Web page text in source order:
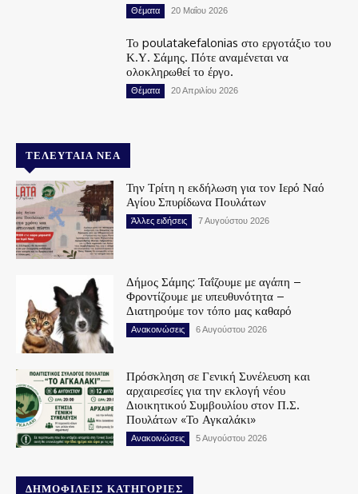
Θέματα 20 Μαΐου 2026
Το poulatakefalonias στο εργοτάξιο του
Κ.Υ. Σάμης. Πότε αναμένεται να
ολοκληρωθεί το έργο.
Θέματα 20 Απριλίου 2026
ΤΕΛΕΥΤΑΊΑ ΝΈΑ
Την Τρίτη η εκδήλωση για τον Ιερό Ναό
Αγίου Σπυρίδωνα Πουλάτων
Άλλες ειδήσεις 7 Αυγούστου 2026
Δήμος Σάμης: Ταΐζουμε με αγάπη –
Φροντίζουμε με υπευθυνότητα –
Διατηρούμε τον τόπο μας καθαρό
Ανακοινώσεις 6 Αυγούστου 2026
Πρόσκληση σε Γενική Συνέλευση και
αρχαιρεσίες για την εκλογή νέου
Διοικητικού Συμβουλίου στον Π.Σ.
Πουλάτων «Το Αγκαλάκι»
Ανακοινώσεις 5 Αυγούστου 2026
ΔΗΜΟΦΙΛΕΊΣ ΚΑΤΗΓΟΡΊΕΣ